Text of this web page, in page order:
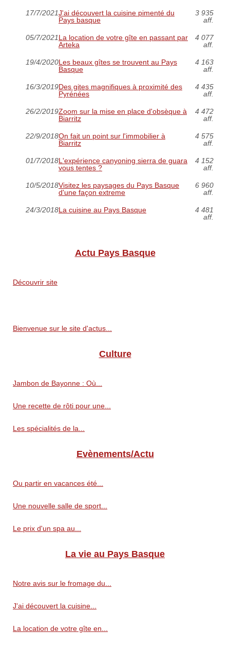
17/7/2021J'ai découvert la cuisine pimenté du
Pays basque
3 935
aff.
05/7/2021La location de votre gîte en passant par
Arteka
4 077
aff.
19/4/2020Les beaux gîtes se trouvent au Pays
Basque
4 163
aff.
16/3/2019Des gites magnifiques à proximité des
Pyrénées
4 435
aff.
26/2/2019Zoom sur la mise en place d'obsèque à
Biarritz
4 472
aff.
22/9/2018On fait un point sur l'immobilier à
Biarritz
4 575
aff.
01/7/2018L'expérience canyoning sierra de guara
vous tentes ?
4 152
aff.
10/5/2018Visitez les paysages du Pays Basque
d'une façon extreme
6 960
aff.
24/3/2018La cuisine au Pays Basque
4 481
aff.
Actu Pays Basque
Découvrir site
Bienvenue sur le site d'actus...
Culture
Jambon de Bayonne : Où...
Une recette de rôti pour une...
Les spécialités de la...
Evènements/Actu
Ou partir en vacances été...
Une nouvelle salle de sport...
Le prix d'un spa au...
La vie au Pays Basque
Notre avis sur le fromage du...
J'ai découvert la cuisine...
La location de votre gîte en...